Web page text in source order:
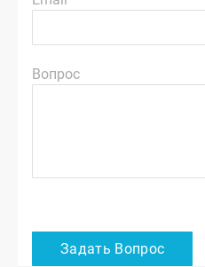
Вопрос